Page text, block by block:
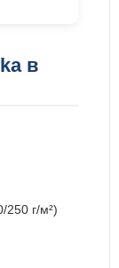
в
250 г/м²)